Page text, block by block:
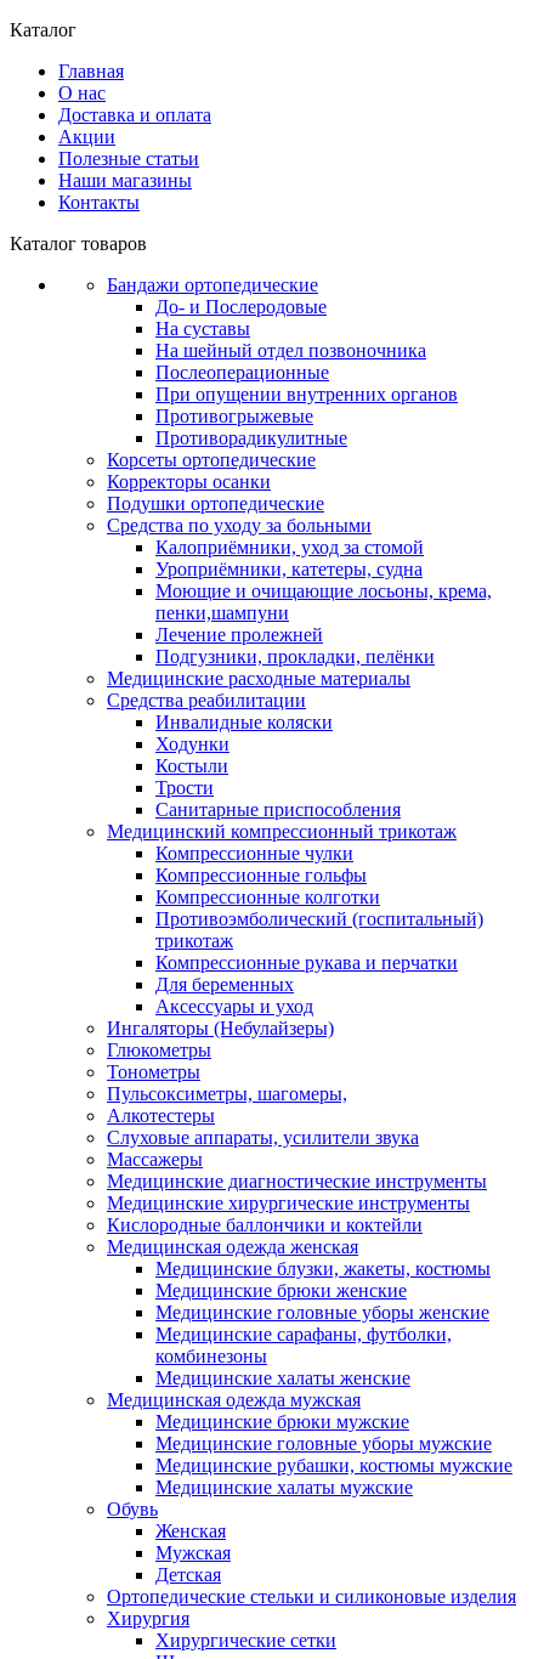
Каталог
Главная
О нас
Доставка и оплата
Акции
Полезные статьи
Наши магазины
Контакты
Каталог товаров
Бандажи ортопедические
До- и Послеродовые
На суставы
На шейный отдел позвоночника
Послеоперационные
При опущении внутренних органов
Противогрыжевые
Противорадикулитные
Корсеты ортопедические
Корректоры осанки
Подушки ортопедические
Средства по уходу за больными
Калоприёмники, уход за стомой
Уроприёмники, катетеры, судна
Моющие и очищающие лосьоны, крема,
пенки,шампуни
Лечение пролежней
Подгузники, прокладки, пелёнки
Медицинские расходные материалы
Средства реабилитации
Инвалидные коляски
Ходунки
Костыли
Трости
Санитарные приспособления
Медицинский компрессионный трикотаж
Компрессионные чулки
Компрессионные гольфы
Компрессионные колготки
Противоэмболический (госпитальный)
трикотаж
Компрессионные рукава и перчатки
Для беременных
Аксессуары и уход
Ингаляторы (Небулайзеры)
Глюкометры
Тонометры
Пульсоксиметры, шагомеры,
Алкотестеры
Слуховые аппараты, усилители звука
Массажеры
Медицинские диагностические инструменты
Медицинские хирургические инструменты
Кислородные баллончики и коктейли
Медицинская одежда женская
Медицинские блузки, жакеты, костюмы
Медицинские брюки женские
Медицинские головные уборы женские
Медицинские сарафаны, футболки,
комбинезоны
Медицинские халаты женские
Медицинская одежда мужская
Медицинские брюки мужские
Медицинские головные уборы мужские
Медицинские рубашки, костюмы мужские
Медицинские халаты мужские
Обувь
Женская
Мужская
Детская
Ортопедические стельки и силиконовые изделия
Хирургия
Хирургические сетки